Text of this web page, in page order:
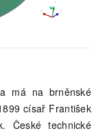
má na brněnské
císař František
České technické